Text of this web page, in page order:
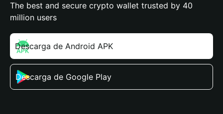
The best and secure crypto wallet trusted by 40
million users
Descarga de Android APK
Descarga de Google Play